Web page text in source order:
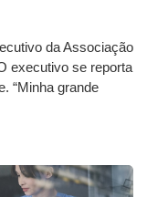
da Associação
executivo se reporta
“Minha grande